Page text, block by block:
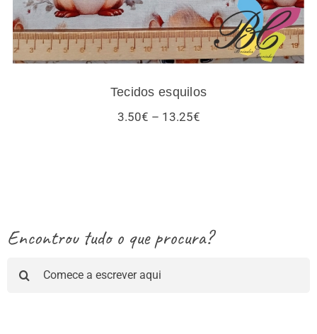
Tecidos esquilos
3.50€ – 13.25€Price
Encontrou tudo o que procura?